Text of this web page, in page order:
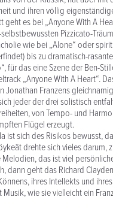
und ihren völlig
geht es bei „Anyone With A
Pizzicato-
wie bei „Alone“ oder
bis zu dramatisch-
für das eine Szene der Ben-
„Anyone With A Heart“.
Jonathan Franzens
jeder der drei solistisch
von Tempo- und
Flügel erzeugt.
ist sich des Risikos bewusst,
drehte sich vieles darum,
Melodien, das ist viel
dann geht das Richard
ihres Intellekts und
Musik, wie sie vielleicht ein